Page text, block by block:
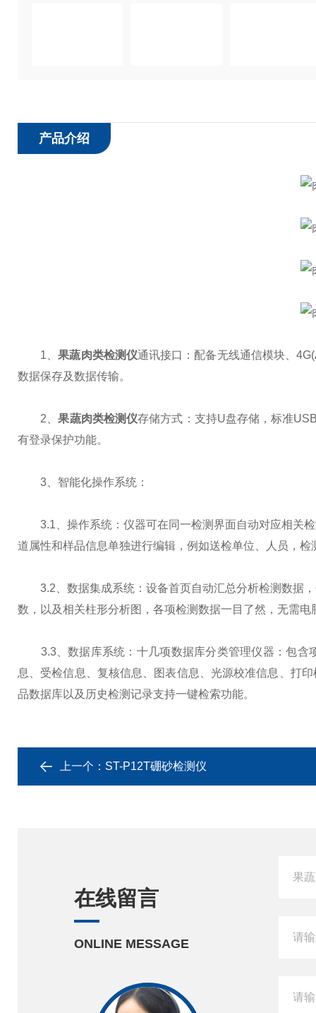
产品介绍
1、果蔬肉类检测仪通讯接口：配备无线通信模块、
数据保存及数据传输。
2、果蔬肉类检测仪存储方式：支持U盘存储，标准
有登录保护功能。
3、智能化操作系统：
3.1、操作系统：仪器可在同一检测界面自动对应相关检
道属性和样品信息单独进行编辑，例如送检单位、人员，
3.2、数据集成系统：设备首页自动汇总分析检测数据，
数，以及相关柱形分析图，各项检测数据一目了然，无需电
3.3、数据库系统：十几项数据库分类管理仪器：包含
息、受检信息、复核信息、图表信息、光源校准信息、打
品数据库以及历史检测记录支持一键检索功能。
上一个： ST-P12T硼砂检测仪
在线留言
ONLINE MESSAGE